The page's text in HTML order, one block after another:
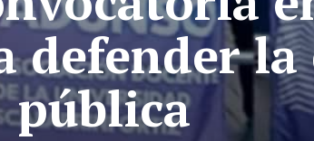
defender la
pública